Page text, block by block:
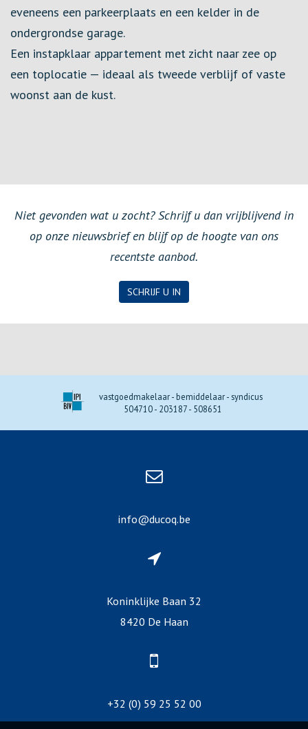
eveneens een parkeerplaats en een kelder in de
ondergrondse garage.
Een instapklaar appartement met zicht naar zee op
een toplocatie — ideaal als tweede verblijf of vaste
woonst aan de kust.
Niet gevonden wat u zocht? Schrijf u dan vrijblijvend in
op onze nieuwsbrief en blijf op de hoogte van ons
recentste aanbod.
SCHRIJF U IN
vastgoedmakelaar - bemiddelaar - syndicus
504710 - 203187 - 508651
info@ducoq.be
Koninklijke Baan 32
8420 De Haan
+32 (0) 59 25 52 00